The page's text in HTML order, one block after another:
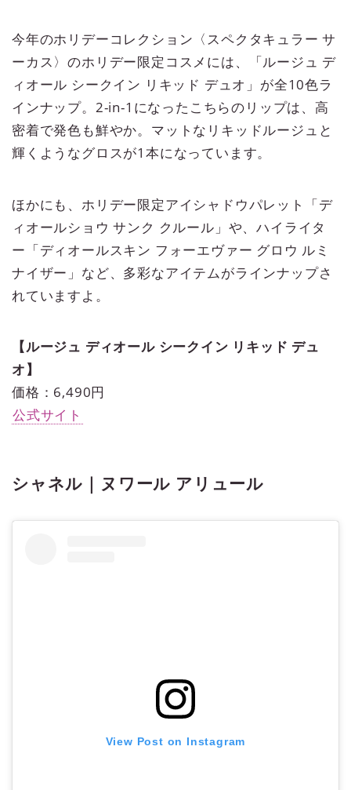
今年のホリデーコレクション〈スペクタキュラー サ
ーカス〉のホリデー限定コスメには、「ルージュ デ
ィオール シークイン リキッド デュオ」が全10色ラ
インナップ。2-in-1になったこちらのリップは、高
密着で発色も鮮やか。マットなリキッドルージュと
輝くようなグロスが1本になっています。
ほかにも、ホリデー限定アイシャドウパレット「デ
ィオールショウ サンク クルール」や、ハイライタ
ー「ディオールスキン フォーエヴァー グロウ ルミ
ナイザー」など、多彩なアイテムがラインナップさ
れていますよ。
【ルージュ ディオール シークイン リキッド デュ
オ】
価格：6,490円
公式サイト
シャネル｜ヌワール アリュール
View Post on Instagram